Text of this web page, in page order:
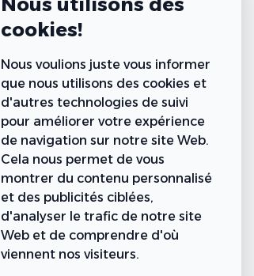
cookies!
Nous voulions juste vous informer
que nous utilisons des cookies et
d'autres technologies de suivi
pour améliorer votre expérience
de navigation sur notre site Web.
Cela nous permet de vous
montrer du contenu personnalisé
et des publicités ciblées,
d'analyser le trafic de notre site
Web et de comprendre d'où
viennent nos visiteurs.